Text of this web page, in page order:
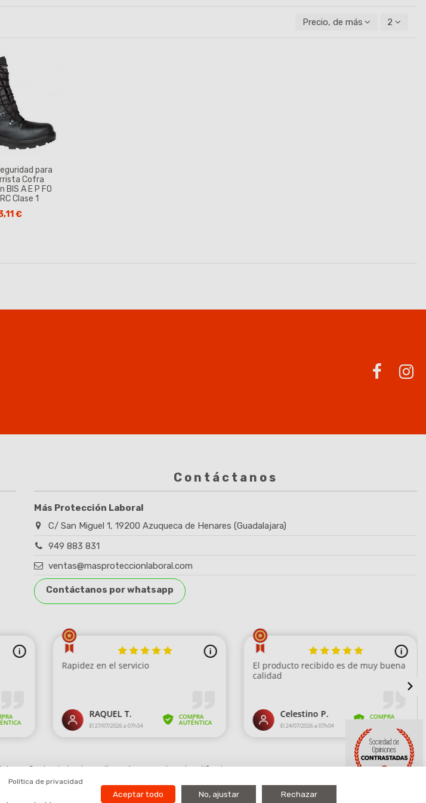
Precio, de más alto a más
2
para
Cofra
BIS A E P FO
Clase 1
€
Contáctanos
Más Protección Laboral
C/ San Miguel 1, 19200 Azuqueca de Henares (Guadalajara)
949 883 831
ventas@masproteccionlaboral.com
Contáctanos por whatsapp
Contrastadas,haga clic aquí para mostrar el certificado.
Política de privacidad
Aceptar todo No, ajustar Rechazar